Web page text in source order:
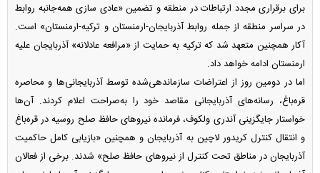
برای برقراری مجدد ارتباطات در منطقه و تضمین «عادی سازی همه‌جانبه روابط
در سراسر منطقه از جمله روابط آذربایجان-ارمنستان و ترکیه-ارمنستان» است.
آکار همچنین متعهد شد که ترکیه به حمایت از «مرافعه عادلانه» آذربایجان علیه
ارمنستان ادامه خواهد داد.
اما در دومین روز از اعتراضات سازماندهی‌شده توسط آذربایجانی‌ها و محاصره
قره‌باغ، رسانه‌های آذربایجانی مقاصد خود را به‌صراحت اعلام کردند. آن‌ها
خواستار جایگزینی آندری ولکوف، فرمانده نیرو‌های حافظ صلح روسیه در قره‌باغ
و انتقال کنترل کریدور لاچین به آذربایجان و همچنین «بازیابی کامل حاکمیت
آذربایجان در مناطق تحت کنترل از نیرو‌های حافظ صلح» شدند. برخی از فعالان